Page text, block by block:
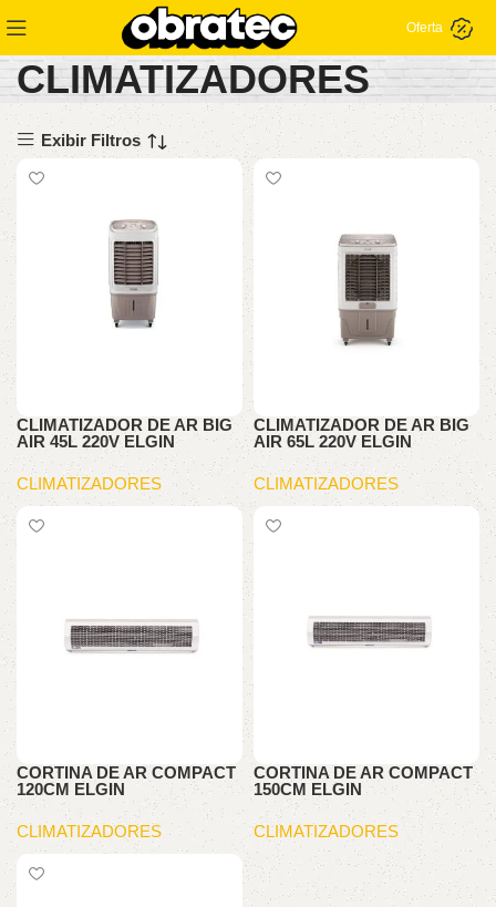
Oferta
CLIMATIZADORES
Exibir Filtros
CLIMATIZADOR DE AR BIG
AIR 45L 220V ELGIN
CLIMATIZADORES
CLIMATIZADOR DE AR BIG
AIR 65L 220V ELGIN
CLIMATIZADORES
CORTINA DE AR COMPACT
120CM ELGIN
CLIMATIZADORES
CORTINA DE AR COMPACT
150CM ELGIN
CLIMATIZADORES